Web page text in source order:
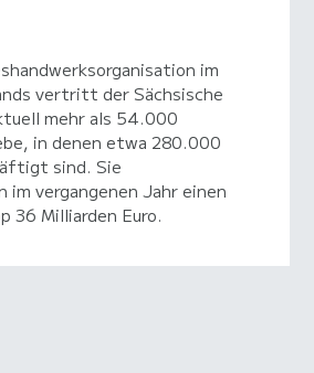
im
vertritt der Sächsische
mehr als 54.000
in denen etwa 280.000
sind. Sie
vergangenen Jahr einen
36 Milliarden Euro.